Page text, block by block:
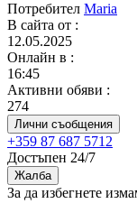
Потребител Maria
В сайта от :
12.05.2025
Онлайн в :
16:45
Активни обяви :
274
Лични съобщения
+359 87 687 5712
Достъпен 24/7
Жалба
За да избегнете